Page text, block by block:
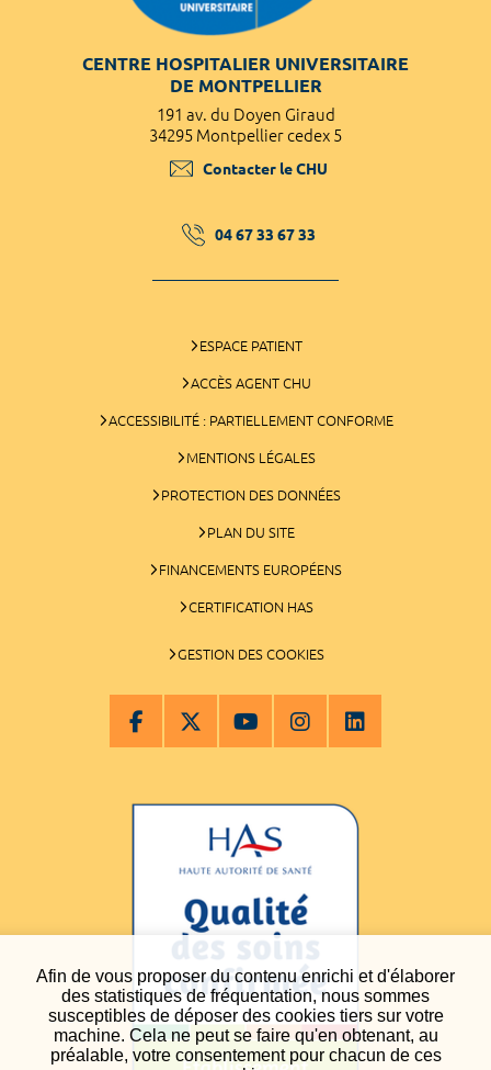
Afin de vous proposer du contenu enrichi et d'élaborer
des statistiques de fréquentation, nous sommes
susceptibles de déposer des cookies tiers sur votre
machine. Cela ne peut se faire qu'en obtenant, au
préalable, votre consentement pour chacun de ces
CENTRE HOSPITALIER UNIVERSITAIRE
DE MONTPELLIER
191 av. du Doyen Giraud
34295 Montpellier cedex 5
Contacter le CHU
04 67 33 67 33
ESPACE PATIENT
ACCÈS AGENT CHU
ACCESSIBILITÉ : PARTIELLEMENT CONFORME
MENTIONS LÉGALES
PROTECTION DES DONNÉES
PLAN DU SITE
FINANCEMENTS EUROPÉENS
CERTIFICATION HAS
GESTION DES COOKIES